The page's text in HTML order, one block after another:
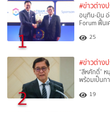
1
#ข่าวต่างป
อนุทิน-มิน อ่
Forum ฟื้น
25
2
#ข่าวต่างป
“สีหศักดิ์”​
พร้อมเป็นกา
19